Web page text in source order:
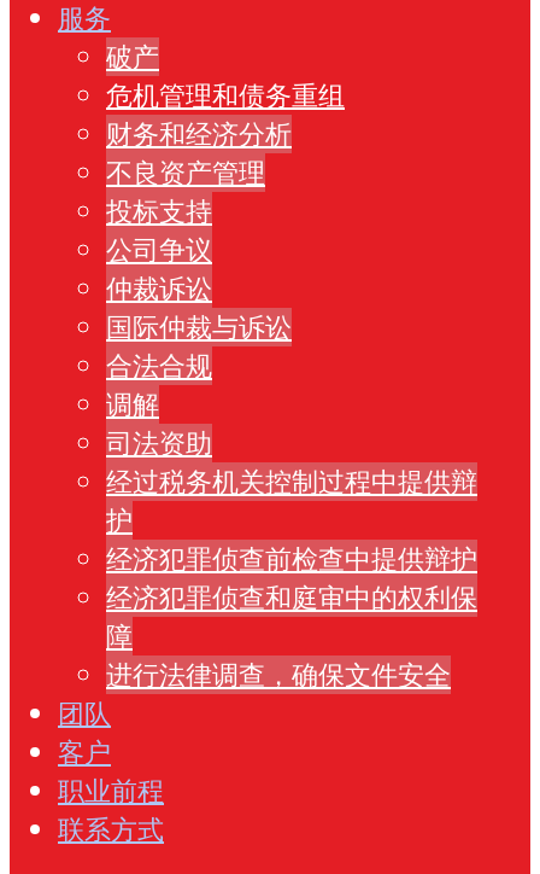
服务
破产
危机管理和债务重组
财务和经济分析
不良资产管理
投标支持
公司争议
仲裁诉讼
国际仲裁与诉讼
合法合规
调解
司法资助
经过税务机关控制过程中提供辩
护
经济犯罪侦查前检查中提供辩护
经济犯罪侦查和庭审中的权利保
障
进行法律调查，确保文件安全
团队
客户
职业前程
联系方式